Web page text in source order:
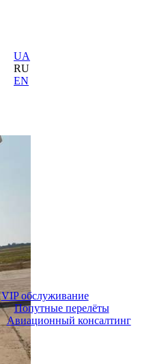
UA
RU
EN
VIP обслуживание
Попутные перелёты
Авиационный консалтинг